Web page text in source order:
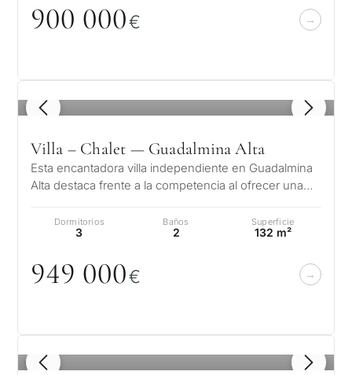
900 000€
1 / 8
Villa – Chalet — Guadalmina Alta
Esta encantadora villa independiente en Guadalmina
Alta destaca frente a la competencia al ofrecer una
Dormitorios
3
Baños
2
Superficie
132 m²
949 000€
1 / 8